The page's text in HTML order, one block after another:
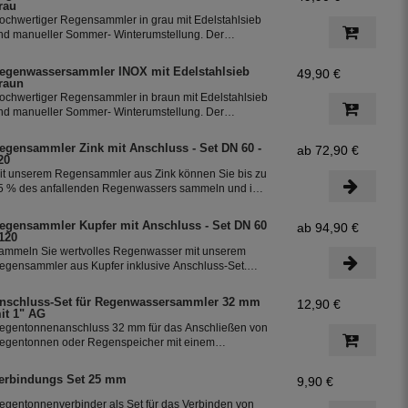
Regensammler in grau mit Edelstahlsieb
manueller Sommer- Winterumstellung. Der
und leitet zuverlässig sauberes
in ihre Regentonne. Dieser Fallrohrfilter
bereits 1000-fach im Einsatz und wird in die ganze
exportiert.
INOX mit Edelstahlsieb
Regensammler in braun mit Edelstahlsieb
manueller Sommer- Winterumstellung. Der
und leitet zuverlässig sauberes
in ihre Regentonne. Dieser Fallrohrfilter
bereits 1000-fach im Einsatz und wird in die ganze
exportiert.
49,90 €
Zink mit Anschluss - Set DN 60 -
unserem Regensammler aus Zink können Sie bis zu
% des anfallenden Regenwassers sammeln und in
und lässt sich durch das Schiebeteil einfach
und ausbauen. Der flexible Schlauchanschluss mit
Länge von 350 mm macht die Installation
einfach.
ab 72,90 €
Kupfer mit Anschluss - Set DN 60
Sie wertvolles Regenwasser mit unserem
aus Kupfer inklusive Anschluss-Set.
und ist einfach zu installieren. Damit
Sie bis zu 85 % des anfallenden Regenwassers
und in Ihre Regentonne leiten.
ab 94,90 €
Set für Regenwassersammler 32 mm
1" AG
32 mm für das Anschließen von
oder Regenspeicher mit einem
12,90 €
Set 25 mm
als Set für das Verbinden von
9,90 €